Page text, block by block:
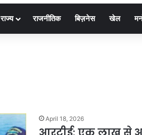
राज्य राजनीतिक बिज़नेस खेल
April 18, 2026